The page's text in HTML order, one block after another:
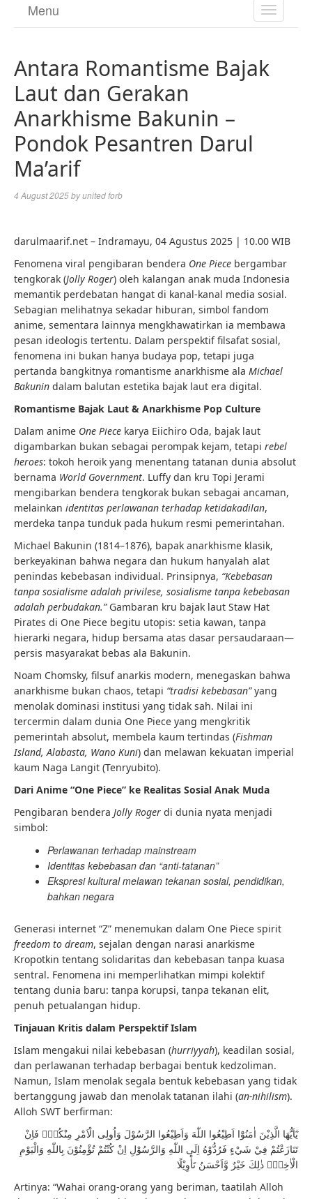
TOGGLE
Menu
Antara Romantisme Bajak
Laut dan Gerakan
Anarkhisme Bakunin –
Pondok Pesantren Darul
Ma’arif
4 August 2025byunited forb
darulmaarif.net – Indramayu, 04 Agustus 2025 | 10.00 WIB
Fenomena viral pengibaran bendera One Piece bergambar
tengkorak (Jolly Roger) oleh kalangan anak muda Indonesia
memantik perdebatan hangat di kanal-kanal media sosial.
Sebagian melihatnya sekadar hiburan, simbol fandom
anime, sementara lainnya mengkhawatirkan ia membawa
pesan ideologis tertentu. Dalam perspektif filsafat sosial,
fenomena ini bukan hanya budaya pop, tetapi juga
pertanda bangkitnya romantisme anarkhisme ala Michael
Bakunin dalam balutan estetika bajak laut era digital.
Romantisme Bajak Laut & Anarkhisme Pop Culture
Dalam anime One Piece karya Eiichiro Oda, bajak laut
digambarkan bukan sebagai perompak kejam, tetapi rebel
heroes: tokoh heroik yang menentang tatanan dunia absolut
bernama World Government. Luffy dan kru Topi Jerami
mengibarkan bendera tengkorak bukan sebagai ancaman,
melainkan identitas perlawanan terhadap ketidakadilan,
merdeka tanpa tunduk pada hukum resmi pemerintahan.
Michael Bakunin (1814–1876), bapak anarkhisme klasik,
berkeyakinan bahwa negara dan hukum hanyalah alat
penindas kebebasan individual. Prinsipnya, “Kebebasan
tanpa sosialisme adalah privilese, sosialisme tanpa kebebasan
adalah perbudakan.”Gambaran kru bajak laut Staw Hat
Pirates di One Piece begitu utopis: setia kawan, tanpa
hierarki negara, hidup bersama atas dasar persaudaraan—
persis masyarakat bebas ala Bakunin.
Noam Chomsky, filsuf anarkis modern, menegaskan bahwa
anarkhisme bukan chaos, tetapi “tradisi kebebasan”yang
menolak dominasi institusi yang tidak sah. Nilai ini
tercermin dalam dunia One Piece yang mengkritik
pemerintah absolut, membela kaum tertindas (Fishman
Island, Alabasta, Wano Kuni) dan melawan kekuatan imperial
kaum Naga Langit (Tenryubito).
Dari Anime “One Piece” ke Realitas Sosial Anak Muda
Pengibaran bendera Jolly Roger di dunia nyata menjadi
simbol:
Perlawanan terhadap mainstream
Identitas kebebasan dan “anti-tatanan”
Ekspresi kultural melawan tekanan sosial, pendidikan,
bahkan negara
Generasi internet “Z” menemukan dalam One Piece spirit
freedom to dream, sejalan dengan narasi anarkisme
Kropotkin tentang solidaritas dan kebebasan tanpa kuasa
sentral. Fenomena ini memperlihatkan mimpi kolektif
tentang dunia baru: tanpa korupsi, tanpa tekanan elit,
penuh petualangan hidup.
Tinjauan Kritis dalam Perspektif Islam
Islam mengakui nilai kebebasan (hurriyyah), keadilan sosial,
dan perlawanan terhadap berbagai bentuk kedzoliman.
Namun, Islam menolak segala bentuk kebebasan yang tidak
bertanggung jawab dan menolak tatanan ilahi (an-nihilism).
Alloh SWT berfirman:
يٰٓاَيُّهَا الَّذِيْنَ اٰمَنُوْٓا اَطِيْعُوا اللّٰهَ وَاَطِيْعُوا الرَّسُوْلَ وَاُولِى الْاَمْرِ مِنْكُمْۚ فَاِنْ
تَنَازَعْتُمْ فِيْ شَيْءٍ فَرُدُّوْهُ اِلَى اللّٰهِ وَالرَّسُوْلِ اِنْ كُنْتُمْ تُؤْمِنُوْنَ بِاللّٰهِ وَالْيَوْمِ
الْاٰخِرِۗ ذٰلِكَ خَيْرٌ وَّاَحْسَنُ تَأْوِيْلًا
Artinya: “Wahai orang-orang yang beriman, taatilah Alloh